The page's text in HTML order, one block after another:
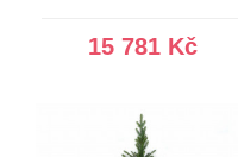
15 781 Kč